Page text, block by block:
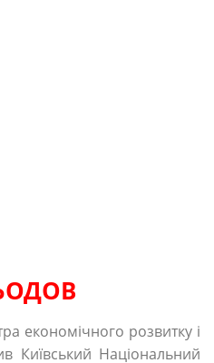
економічного розвитку і
Київський Національний